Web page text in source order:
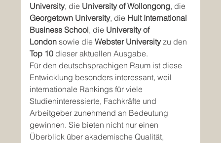
University, die University of Wollongong, die
Georgetown University, die Hult International
Business School, die University of
London sowie die Webster University zu den
Top 10 dieser aktuellen Ausgabe.
Für den deutschsprachigen Raum ist diese
Entwicklung besonders interessant, weil
internationale Rankings für viele
Studieninteressierte, Fachkräfte und
Arbeitgeber zunehmend an Bedeutung
gewinnen. Sie bieten nicht nur einen
Überblick über akademische Qualität,